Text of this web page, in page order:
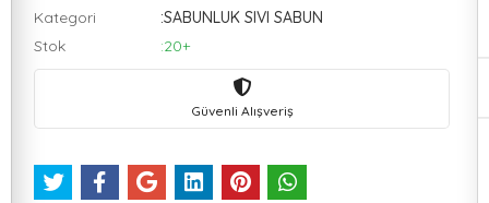
Kategori
:SABUNLUK SIVI SABUN
Stok
:20+
Güvenli Alışveriş